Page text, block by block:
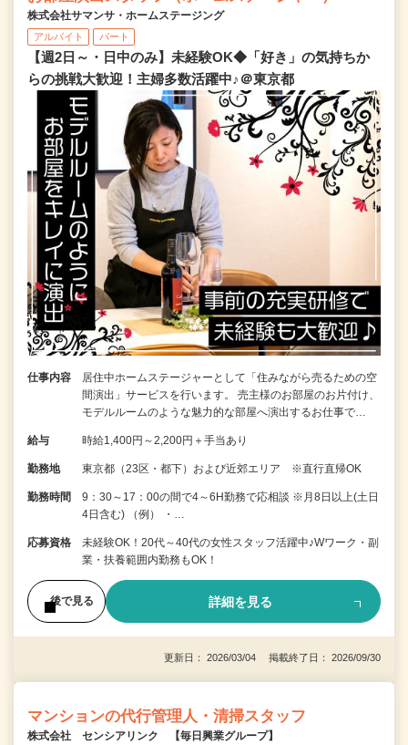
株式会社サマンサ・ホームステージング
アルバイト パート
【週2日～・日中のみ】未経験OK◆「好き」の気持ちか
らの挑戦大歓迎！主婦多数活躍中♪＠東京都
仕事内容
居住中ホームステージャーとして「住みながら売るための空
間演出」サービスを行います。 売主様のお部屋のお片付け、
モデルルームのような魅力的な部屋へ演出するお仕事で…
給与 時給1,400円～2,200円＋手当あり
勤務地 東京都（23区・都下）および近郊エリア ※直行直帰OK
勤務時間
9：30～17：00の間で4～6H勤務で応相談 ※月8日以上(土日
4日含む) （例） ・…
応募資格
未経験OK！20代～40代の女性スタッフ活躍中♪Wワーク・副
業・扶養範囲内勤務もOK！
後で見る 詳細を見る
更新日： 2026/03/04 掲載終了日： 2026/09/30
マンションの代行管理人・清掃スタッフ
株式会社 センシアリンク 【毎日興業グループ】